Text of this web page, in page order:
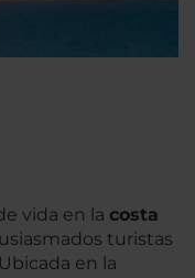
vida en la costa
turistas
en la